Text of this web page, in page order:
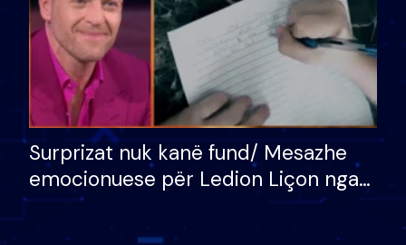
Surprizat nuk kanë fund/ Mesazhe
emocionuese për Ledion Liçon nga
nëna dhe fëmijët e tij, moderatori
nuk i mban dot lotët: Nuk meritoj…